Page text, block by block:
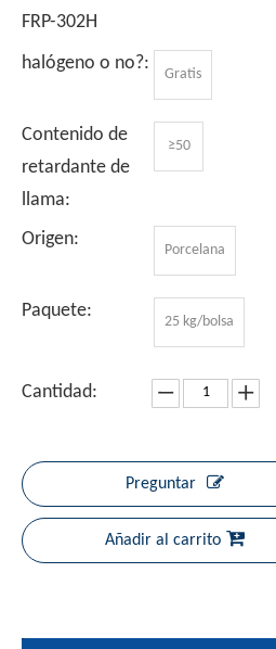
FRP-302H
halógeno o no?:
Gratis
Contenido de
retardante de
llama:
≥50
Origen:
Porcelana
Paquete:
25 kg/bolsa
Cantidad:
Preguntar
Añadir al carrito